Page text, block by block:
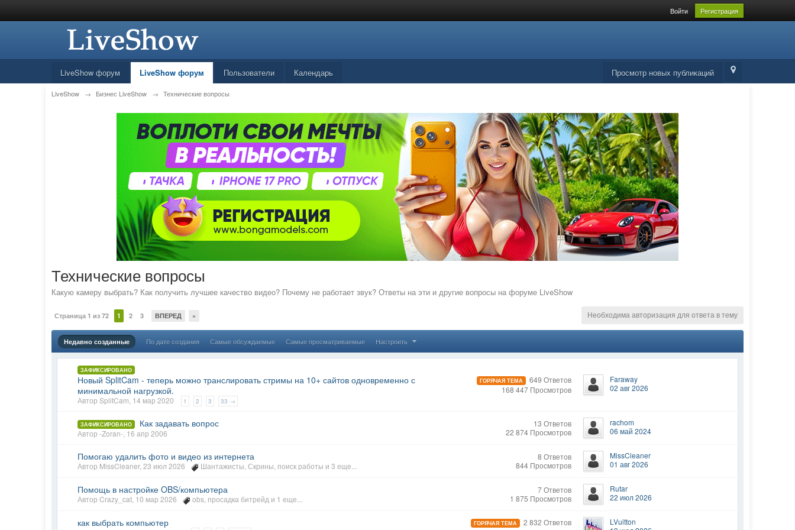
Войти Регистрация
Просмотр новых публикаций
LiveShow форум LiveShow форум Пользователи Календарь
LiveShow → Бизнес LiveShow → Технические вопросы
Технические вопросы
Какую камеру выбрать? Как получить лучшее качество видео? Почему не работает звук? Ответы на эти и другие вопросы на форуме LiveShow
Страница 1 из 72 1 2 3 ВПЕРЕД » Необходима авторизация для ответа в тему
Недавно созданные По дате создания Самые обсуждаемые Самые просматриваемые Настроить
ЗАФИКСИРОВАНО
Новый SplitCam - теперь можно транслировать стримы на 10+ сайтов одновременно с
минимальной нагрузкой.
АвторSplitCam 14 мар 2020 1 2 3 33 →
ГОРЯЧАЯ ТЕМА
649 Ответов
168 447 Просмотров
Faraway
02 авг 2026
ЗАФИКСИРОВАНО Как задавать вопрос
Автор-Zoran- 16 апр 2006
13 Ответов
22 874 Просмотров
rachom
06 май 2024
Помогаю удалить фото и видео из интернета
Автор MissCleaner,23 июл 2026 Шантажисты ,Скрины поиск работы и 3 еще...
8 Ответов
844 Просмотров
MissCleaner
01 авг 2026
Помощь в настройке OBS/компьютера
АвторCrazy_cat 10 мар 2026 obs просадка битрейд и 1 еще...
7 Ответов
1 875 Просмотров
Rutar
22 июл 2026
как выбрать компьютер ГОРЯЧАЯ ТЕМА
2 832 Ответов
LVuitton